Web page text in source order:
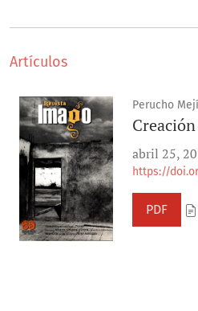
Artículos
Perucho
abril 25,
https://
PDF